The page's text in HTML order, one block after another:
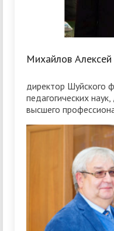
Михайлов
директор Шуйского
педагогических
высшего